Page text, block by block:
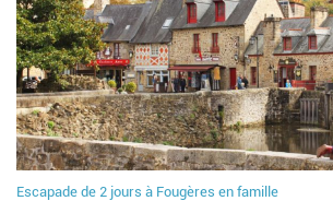
Escapade de 2 jours à Fougères en famille